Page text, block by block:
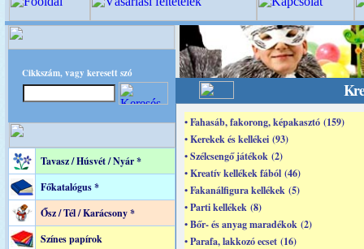
Cikkszám, vagy keresett szó
Tavasz / Húsvét / Nyár *
Főkatalógus *
Ősz / Tél / Karácsony *
Színes papírok
• Fahasáb, fakorong, képakasztó (159)
• Kerekek és kellékei (93)
• Szélcsengő játékok (2)
• Kreatív kellékek fából (46)
• Fakanálfigura kellékek (5)
• Parti kellékek (8)
• Bőr- és anyag maradékok (2)
• Parafa, lakkozó ecset (16)